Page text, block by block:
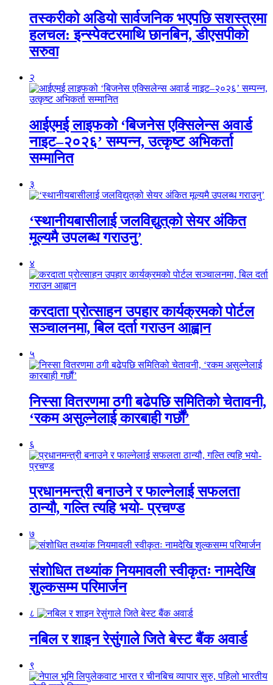
तस्करीको अडियो सार्वजनिक भएपछि सशस्त्रमा
हलचल: इन्स्पेक्टरमाथि छानबिन, डीएसपीको
सरुवा
२
आईएमई लाइफको ‘बिजनेस एक्सिलेन्स अवार्ड
नाइट–२०२६’ सम्पन्न, उत्कृष्ट अभिकर्ता
सम्मानित
३
‘स्थानीयबासीलाई जलविद्युत्‌को सेयर अंकित
मूल्यमै उपलब्ध गराउनु’
४
करदाता प्रोत्साहन उपहार कार्यक्रमको पोर्टल
सञ्चालनमा, बिल दर्ता गराउन आह्वान
५
निस्सा वितरणमा ठगी बढेपछि समितिको चेतावनी,
‘रकम असुल्नेलाई कारबाही गर्छाैं’
६
प्रधानमन्त्री बनाउने र फाल्नेलाई सफलता
ठान्यौ, गल्ति त्यहि भयो- प्रचण्ड
७
संशोधित तथ्यांक नियमावली स्वीकृतः नामदेखि
शुल्कसम्म परिमार्जन
८
नबिल र शाइन रेसुंगाले जिते बेस्ट बैंक अवार्ड
९